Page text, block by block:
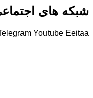
شبکه های
Youtube Eeitaa